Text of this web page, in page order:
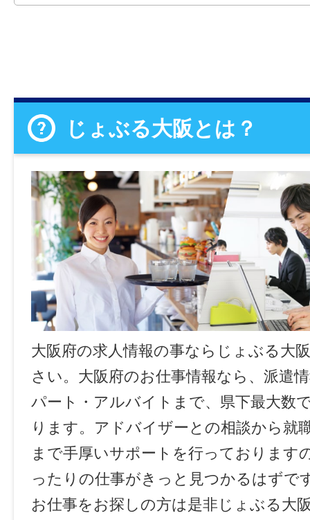
じょぶる大阪とは？
大阪府の求人情報の事ならじょぶる大
さい。大阪府のお仕事情報なら、派遣
パート・アルバイトまで、県下最大数
ります。アドバイザーとの相談から就
まで手厚いサポートを行っております
ったりの仕事がきっと見つかるはずで
お仕事をお探しの方は是非じょぶる大